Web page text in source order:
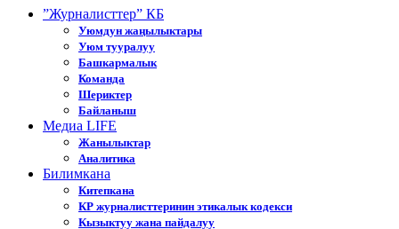
”Журналисттер” КБ
Уюмдун жаңылыктары
Уюм тууралуу
Башкармалык
Команда
Шериктер
Байланыш
Медиа LIFE
Жанылыктар
Аналитика
Билимкана
Китепкана
КР журналисттеринин этикалык кодекси
Кызыктуу жана пайдалуу